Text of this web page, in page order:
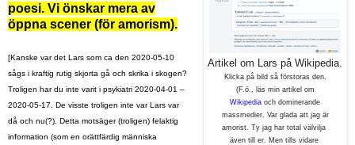
Artikel om Lars på Wikipedia.
Klicka på bild så förstoras den.
(F.ö., läs min artikel om
Wikipedia och dominerande
massmedier. Var glada att jag är
amorist. Ty jag har total välvilja
även till er. Men tills vidare
poesi. Vi önskar mera av
öppna scener (för amorism).
[Kanske var det Lars som ca den 2020-05-10
sågs i kraftig rutig skjorta gå och skrika i skogen?
Troligen har du inte varit i psykiatri 2020-04-01 –
2020-05-17. De visste troligen inte var Lars var
då och nu(?). Detta motsäger (troligen) felaktig
information (som en orättfärdig människa